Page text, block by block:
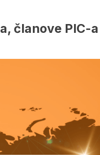
članove PIC-